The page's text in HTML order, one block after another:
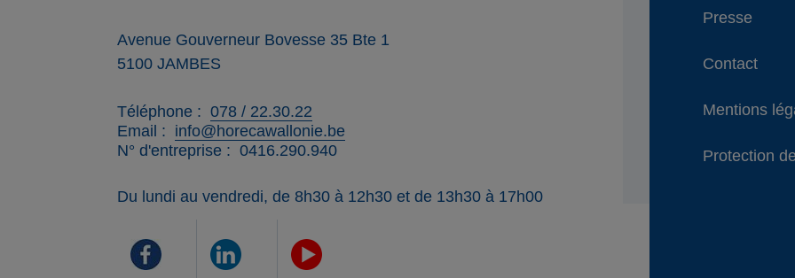
Avenue Gouverneur Bovesse 35 Bte 1
5100 JAMBES
Téléphone
078 / 22.30.22
Email
info@horecawallonie.be
N° d'entreprise
0416.290.940
Du lundi au vendredi, de 8h30 à 12h30 et de 13h30 à 17h00
Presse
Contact
Mentions
Protection